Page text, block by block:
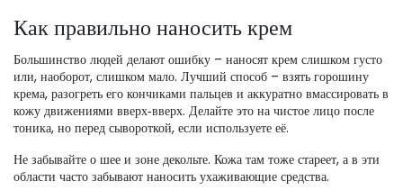
Как правильно наносить крем
Большинство людей делают ошибку – наносят крем слишком густо
или, наоборот, слишком мало. Лучший способ – взять горошину
крема, разогреть его кончиками пальцев и аккуратно вмассировать в
кожу движениями вверх‑вверх. Делайте это на чистое лицо после
тоника, но перед сывороткой, если используете её.
Не забывайте о шее и зоне декольте. Кожа там тоже стареет, а в эти
области часто забывают наносить ухаживающие средства.